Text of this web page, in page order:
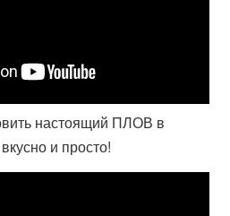
настоящий ПЛОВ в
и просто!